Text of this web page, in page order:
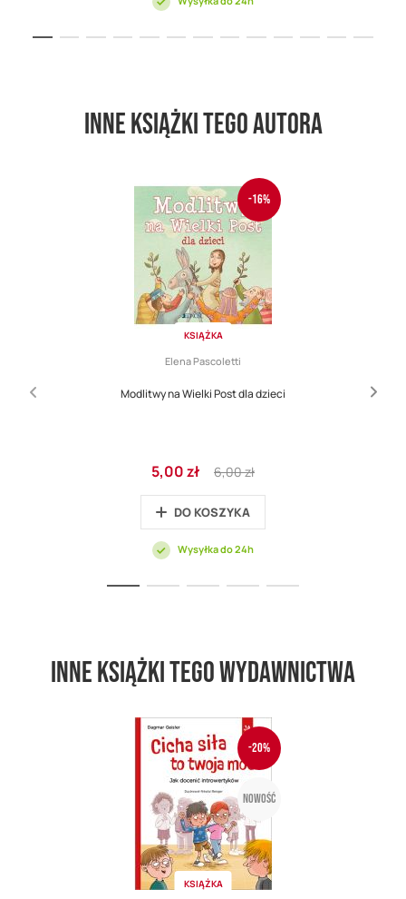
Inne książki tego autora
-16%
KSIĄŻKA
Elena Pascoletti
Modlitwy na Wielki Post dla dzieci
Cena
promocyjna
5,00 zł
Regular
Price
6,00 zł
DO KOSZYKA
Wysyłka do 24h
Inne książki tego wydawnictwa
-20%
Nowość
KSIĄŻKA